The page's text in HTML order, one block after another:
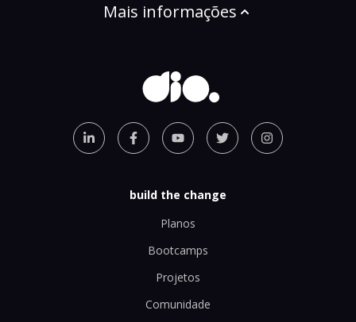
Mais informações
build the change
Planos
Bootcamps
Projetos
Comunidade